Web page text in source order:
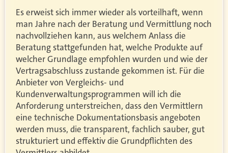
Es erweist sich immer wieder als vorteilhaft, wenn
man Jahre nach der Beratung und Vermittlung noch
nachvollziehen kann, aus welchem Anlass die
Beratung stattgefunden hat, welche Produkte auf
welcher Grundlage empfohlen wurden und wie der
Vertragsabschluss zustande gekommen ist. Für die
Anbieter von Vergleichs- und
Kundenverwaltungsprogrammen will ich die
Anforderung unterstreichen, dass den Vermittlern
eine technische Dokumentationsbasis angeboten
werden muss, die transparent, fachlich sauber, gut
strukturiert und effektiv die Grundpflichten des